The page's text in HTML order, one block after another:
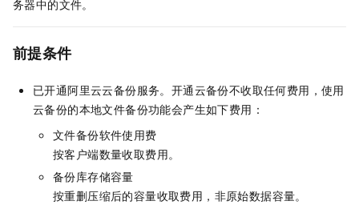
务器中的文件。
前提条件
已开通阿里云云备份服务。开通云备份不收取任何费用，使用
云备份的本地文件备份功能会产生如下费用：
文件备份软件使用费
按客户端数量收取费用。
备份库存储容量
按重删压缩后的容量收取费用，非原始数据容量。